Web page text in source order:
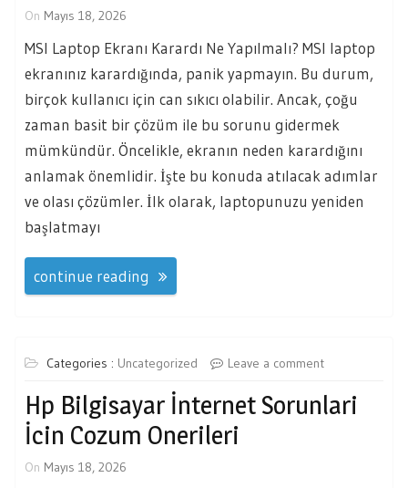
On Mayıs 18, 2026
MSI Laptop Ekranı Karardı Ne Yapılmalı? MSI laptop
ekranınız karardığında, panik yapmayın. Bu durum,
birçok kullanıcı için can sıkıcı olabilir. Ancak, çoğu
zaman basit bir çözüm ile bu sorunu gidermek
mümkündür. Öncelikle, ekranın neden karardığını
anlamak önemlidir. İşte bu konuda atılacak adımlar
ve olası çözümler. İlk olarak, laptopunuzu yeniden
başlatmayı
continue reading
Categories : Uncategorized Leave a comment
Hp Bilgisayar İnternet Sorunlari
İcin Cozum Onerileri
On Mayıs 18, 2026